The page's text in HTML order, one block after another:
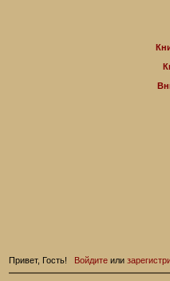
Привет, Гость! Войдитеили